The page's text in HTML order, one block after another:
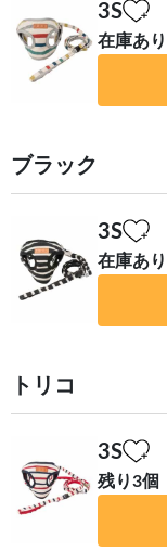
3S
在庫あり
ブラック
3S
在庫あり
トリコ
3S
残り3個